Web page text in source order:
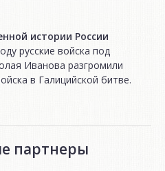
истории России
русские войска под
Иванова разгромили
в Галицийской битве.
партнеры